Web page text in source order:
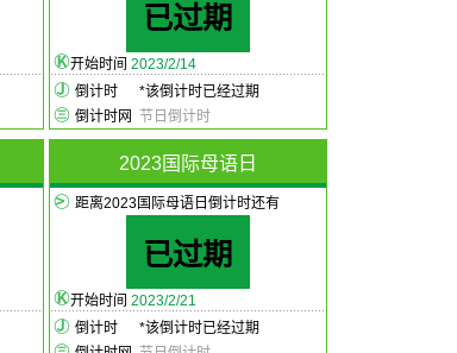
已过期
开始时间 2023/2/14
倒计时
*该倒计时已经过期
倒计时网
节日倒计时
2023国际母语日
距离2023国际母语日倒计时还有
已过期
开始时间 2023/2/21
倒计时
*该倒计时已经过期